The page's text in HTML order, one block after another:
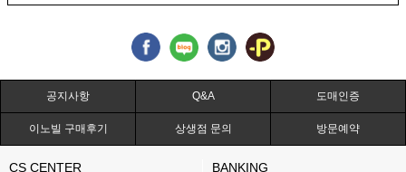
공지사항 Q&A 도매인증
이노빌 구매후기 상생점 문의 방문예약
CS CENTER BANKING